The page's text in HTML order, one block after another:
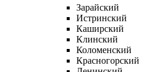
Зарайский
Истринский
Каширский
Клинский
Коломенский
Красногорский